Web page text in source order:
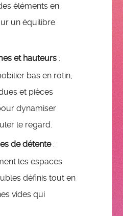
éléments en
un équilibre
et hauteurs :
bas en rotin,
et pièces
dynamiser
le regard.
de détente:
les espaces
définis tout en
vides qui